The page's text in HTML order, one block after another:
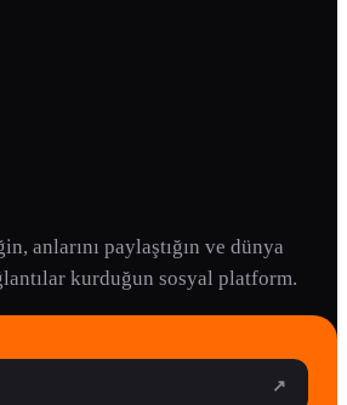
anlarını paylaştığın ve dünya
kurduğun sosyal platform.
↗